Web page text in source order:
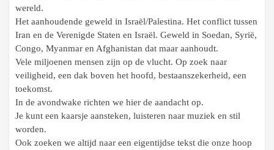
wereld.
Het aanhoudende geweld in Israël/Palestina. Het conflict tussen
Iran en de Verenigde Staten en Israël. Geweld in Soedan, Syrië,
Congo, Myanmar en Afghanistan dat maar aanhoudt.
Vele miljoenen mensen zijn op de vlucht. Op zoek naar
veiligheid, een dak boven het hoofd, bestaanszekerheid, een
toekomst.
In de avondwake richten we hier de aandacht op.
Je kunt een kaarsje aansteken, luisteren naar muziek en stil
worden.
Ook zoeken we altijd naar een eigentijdse tekst die onze hoop